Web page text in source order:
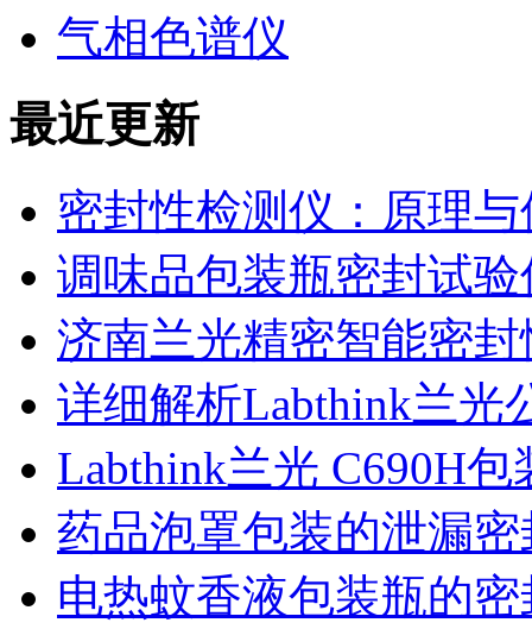
气相色谱仪
最近更新
密封性检测仪：原理
调味品包装瓶密封试
济南兰光精密智能密
详细解析Labthink兰光
Labthink兰光 C690H
药品泡罩包装的泄漏
电热蚊香液包装瓶的